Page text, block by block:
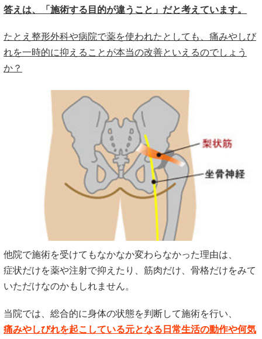
答えは、「施術する目的が違うこと」だと考えています。
たとえ整形外科や病院で薬を使われたとしても、痛みやしび
れを一時的に抑えることが本当の改善といえるのでしょう
か？
他院で施術を受けてもなかなか変わらなかった理由は、
症状だけを薬や注射で抑えたり、筋肉だけ、骨格だけをみて
いただけなのかもしれません。
当院では、総合的に身体の状態を判断して施術を行い、
痛みやしびれを起こしている元となる日常生活の動作や何気